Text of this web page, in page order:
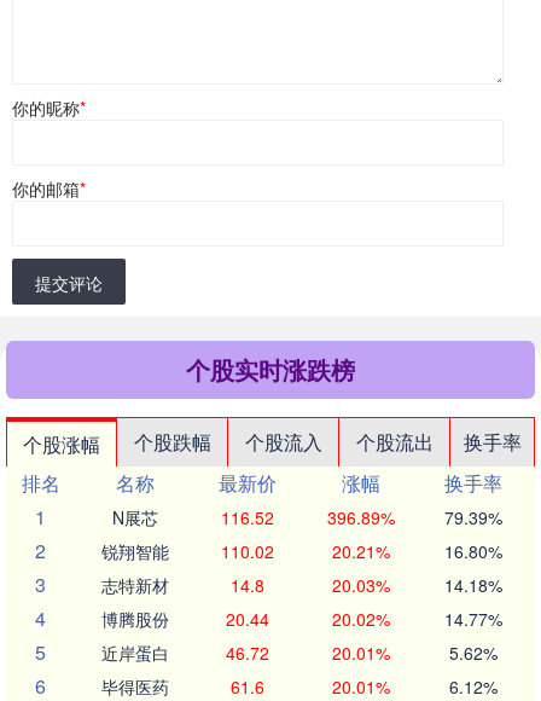
你的昵称*
你的邮箱*
提交评论
个股实时涨跌榜
个股涨幅 个股跌幅 个股流入 个股流出
换手率
排名
名称 最新价 涨幅
换手率
1
N展芯 116.52 396.89% 79.39%
2 锐翔智能 110.02 20.21% 16.80%
3 志特新材 14.8 20.03% 14.18%
4 博腾股份 20.44 20.02% 14.77%
5 近岸蛋白 46.72 20.01% 5.62%
6 毕得医药 61.6 20.01% 6.12%